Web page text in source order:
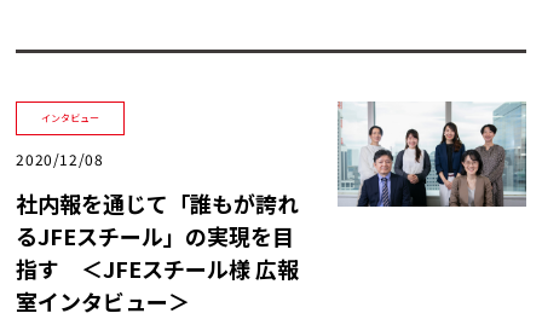
インタビュー
2020/12/08
社内報を通じて「誰もが誇れ
るJFEスチール」の実現を目
指す ＜JFEスチール様 広報
室インタビュー＞